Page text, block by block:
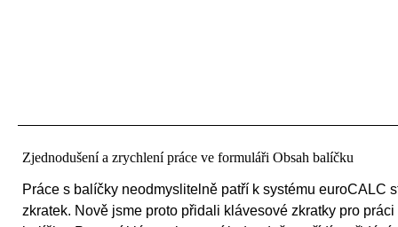
Zjednodušení a zrychlení práce ve formuláři Obsah balíčku
Práce s balíčky neodmyslitelně patří k systému euroCALC
zkratek. Nově jsme proto přidali klávesové zkratky pro